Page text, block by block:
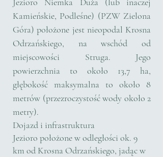
Kamieńskie, Podleśne) (PZW Zielona
Góra) położone jest nieopodal Krosna
Odrzańskiego, na wschód od
miejscowości Struga. Jego
powierzchnia to około 13,7 ha,
głębokość maksymalna to około 8
metrów (przezroczystość wody około 2
metry).
Dojazd i infrastruktura
Jezioro położone w odległości ok. 9
km od Krosna Odrzańskiego, jadąc w